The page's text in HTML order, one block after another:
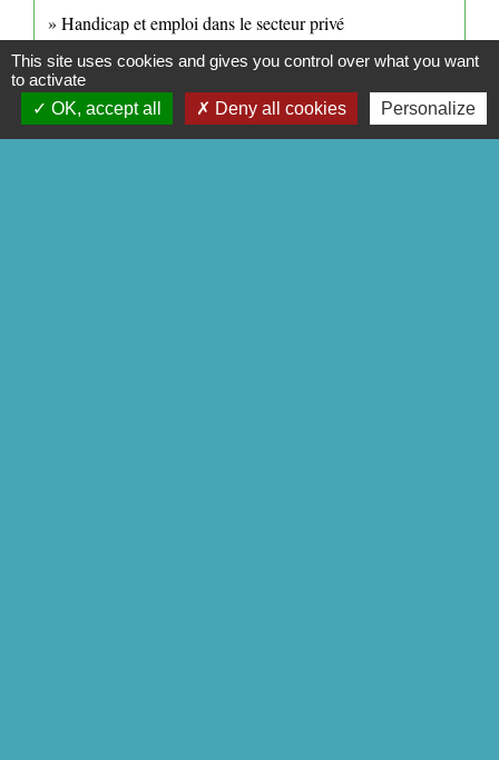
Handicap et emploi dans le secteur privé
Travail - Formation
Rentes et capitaux versés en cas de décès
Famille - Scolarité
This site uses cookies and gives you control over what you want
to activate
OK, accept all
Deny all cookies Personalize